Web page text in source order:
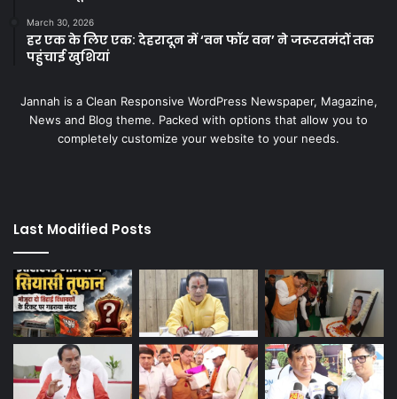
March 30, 2026
हर एक के लिए एक: देहरादून में ‘वन फॉर वन’ ने जरूरतमंदों तक
पहुंचाई खुशियां
Jannah is a Clean Responsive WordPress Newspaper, Magazine,
News and Blog theme. Packed with options that allow you to
completely customize your website to your needs.
Last Modified Posts